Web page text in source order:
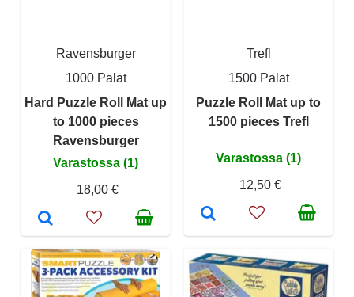
Ravensburger
1000 Palat
Hard Puzzle Roll Mat up
to 1000 pieces
Ravensburger
Varastossa (1)
18,00 €
Trefl
1500 Palat
Puzzle Roll Mat up to
1500 pieces Trefl
Varastossa (1)
12,50 €